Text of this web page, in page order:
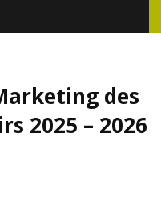
des
2025 – 2026